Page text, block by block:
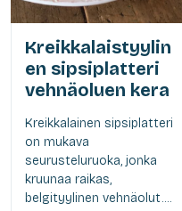
Kreikkalaistyylin
en sipsiplatteri
vehnäoluen kera
Kreikkalainen sipsiplatteri
on mukava
seurusteluruoka, jonka
kruunaa raikas,
belgityylinen vehnäolut....